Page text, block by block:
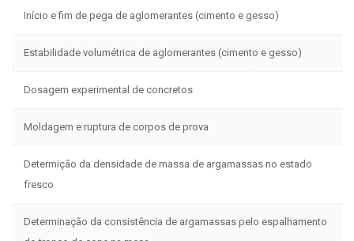
Início e fim de pega de aglomerantes (cimento e gesso)
Estabilidade volumétrica de aglomerantes (cimento e gesso)
Dosagem experimental de concretos
Moldagem e ruptura de corpos de prova
Determição da densidade de massa de argamassas no estado
fresco
Determinação da consistência de argamassas pelo espalhamento